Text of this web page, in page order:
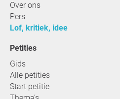
Over ons
Pers
Lof, kritiek, idee
Petities
Gids
Alle petities
Start petitie